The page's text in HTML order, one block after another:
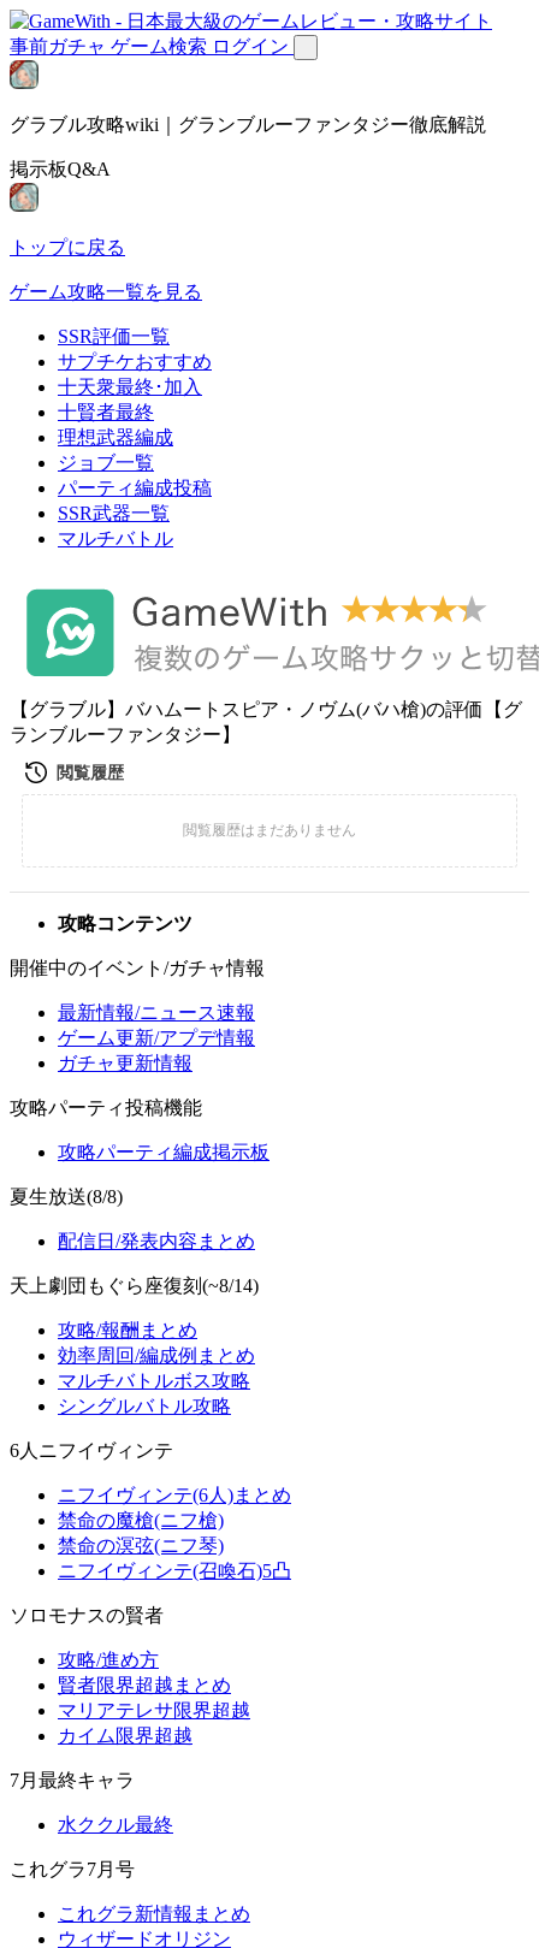
事前ガチャ ゲーム検索 ログイン
グラブル攻略wiki｜グランブルーファンタジー徹底解説
掲示板Q&A
トップに戻る
ゲーム攻略一覧を見る
SSR評価一覧
サプチケおすすめ
十天衆最終･加入
十賢者最終
理想武器編成
ジョブ一覧
パーティ編成投稿
SSR武器一覧
マルチバトル
【グラブル】バハムートスピア・ノヴム(バハ槍)の評価【グ
ランブルーファンタジー】
攻略コンテンツ
開催中のイベント/ガチャ情報
最新情報/ニュース速報
ゲーム更新/アプデ情報
ガチャ更新情報
攻略パーティ投稿機能
攻略パーティ編成掲示板
夏生放送(8/8)
配信日/発表内容まとめ
天上劇団もぐら座復刻(~8/14)
攻略/報酬まとめ
効率周回/編成例まとめ
マルチバトルボス攻略
シングルバトル攻略
6人ニフイヴィンテ
ニフイヴィンテ(6人)まとめ
禁命の魔槍(ニフ槍)
禁命の溟弦(ニフ琴)
ニフイヴィンテ(召喚石)5凸
ソロモナスの賢者
攻略/進め方
賢者限界超越まとめ
マリアテレサ限界超越
カイム限界超越
7月最終キャラ
水ククル最終
これグラ7月号
これグラ新情報まとめ
ウィザードオリジン